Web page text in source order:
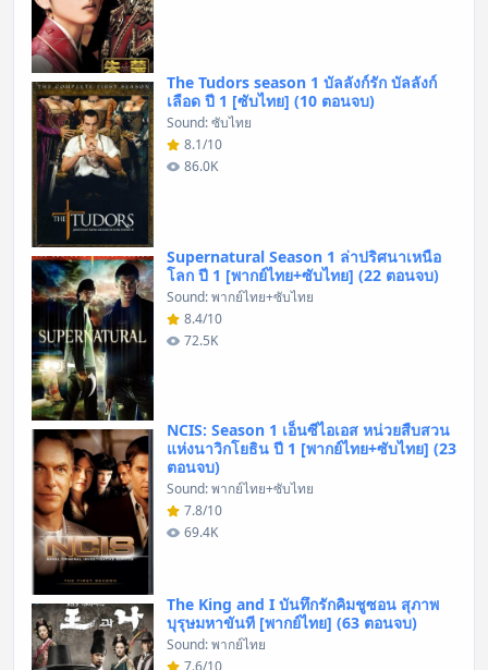
The Tudors season 1 บัลลังก์รัก บัลลังก์
เลือด ปี 1 [ซับไทย] (10 ตอนจบ)
Sound: ซับไทย
8.1/10
86.0K
Supernatural Season 1 ล่าปริศนาเหนือ
โลก ปี 1 [พากย์ไทย+ซับไทย] (22 ตอนจบ)
Sound: พากย์ไทย+ซับไทย
8.4/10
72.5K
NCIS: Season 1 เอ็นซีไอเอส หน่วยสืบสวน
แห่งนาวิกโยธิน ปี 1 [พากย์ไทย+ซับไทย] (23
ตอนจบ)
Sound: พากย์ไทย+ซับไทย
7.8/10
69.4K
The King and I บันทึกรักคิมชูซอน สุภาพ
บุรุษมหาขันที [พากย์ไทย] (63 ตอนจบ)
Sound: พากย์ไทย
7.6/10